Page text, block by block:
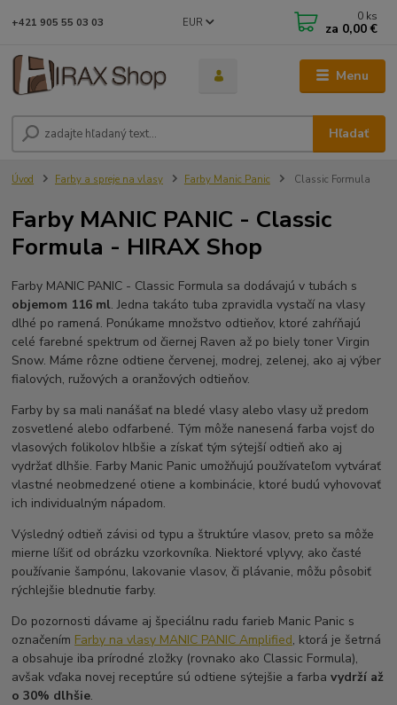
Menu
EUR
Hľadať
+421 905 55 03 03 0 ks
za 0,00 €
Úvod Farby a spreje na vlasy Farby Manic Panic Classic Formula
Farby MANIC PANIC - Classic
Formula - HIRAX Shop
Farby MANIC PANIC - Classic Formula sa dodávajú v tubách s
objemom 116 ml. Jedna takáto tuba zpravidla vystačí na vlasy
dlhé po ramená. Ponúkame množstvo odtieňov, ktoré zahŕňajú
celé farebné spektrum od čiernej Raven až po biely toner Virgin
Snow. Máme rôzne odtiene červenej, modrej, zelenej, ako aj výber
fialových, ružových a oranžových odtieňov.
Farby by sa mali nanášať na bledé vlasy alebo vlasy už predom
zosvetlené alebo odfarbené. Tým môže nanesená farba vojsť do
vlasových folikolov hlbšie a získať tým sýtejší odtieň ako aj
vydržať dlhšie. Farby Manic Panic umožňujú používateľom vytvárať
vlastné neobmedzené otiene a kombinácie, ktoré budú vyhovovať
ich individualným nápadom.
Výsledný odtieň závisi od typu a štruktúre vlasov, preto sa môže
mierne líšiť od obrázku vzorkovníka. Niektoré vplyvy, ako časté
používanie šampónu, lakovanie vlasov, či plávanie, môžu pôsobiť
rýchlejšie blednutie farby.
Do pozornosti dávame aj špeciálnu radu farieb Manic Panic s
označením Farby na vlasy MANIC PANIC Amplified, ktorá je šetrná
a obsahuje iba prírodné zložky (rovnako ako Classic Formula),
avšak vďaka novej receptúre sú odtiene sýtejšie a farbavydrží až
o 30% dlhšie.